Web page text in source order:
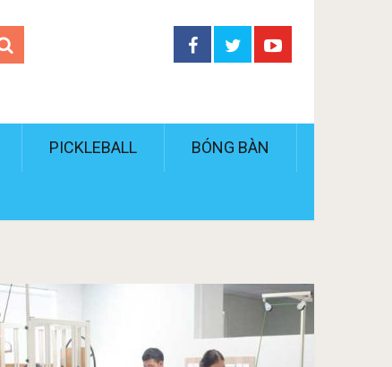
PICKLEBALL BÓNG BÀN